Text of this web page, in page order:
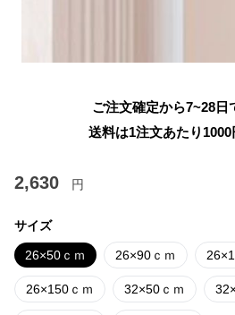
ご注文確定から7~28日
送料は1注文あたり 1000
2,630 円
サイズ
26×50ｃｍ 26×90ｃｍ
26×150ｃｍ 32×50ｃｍ